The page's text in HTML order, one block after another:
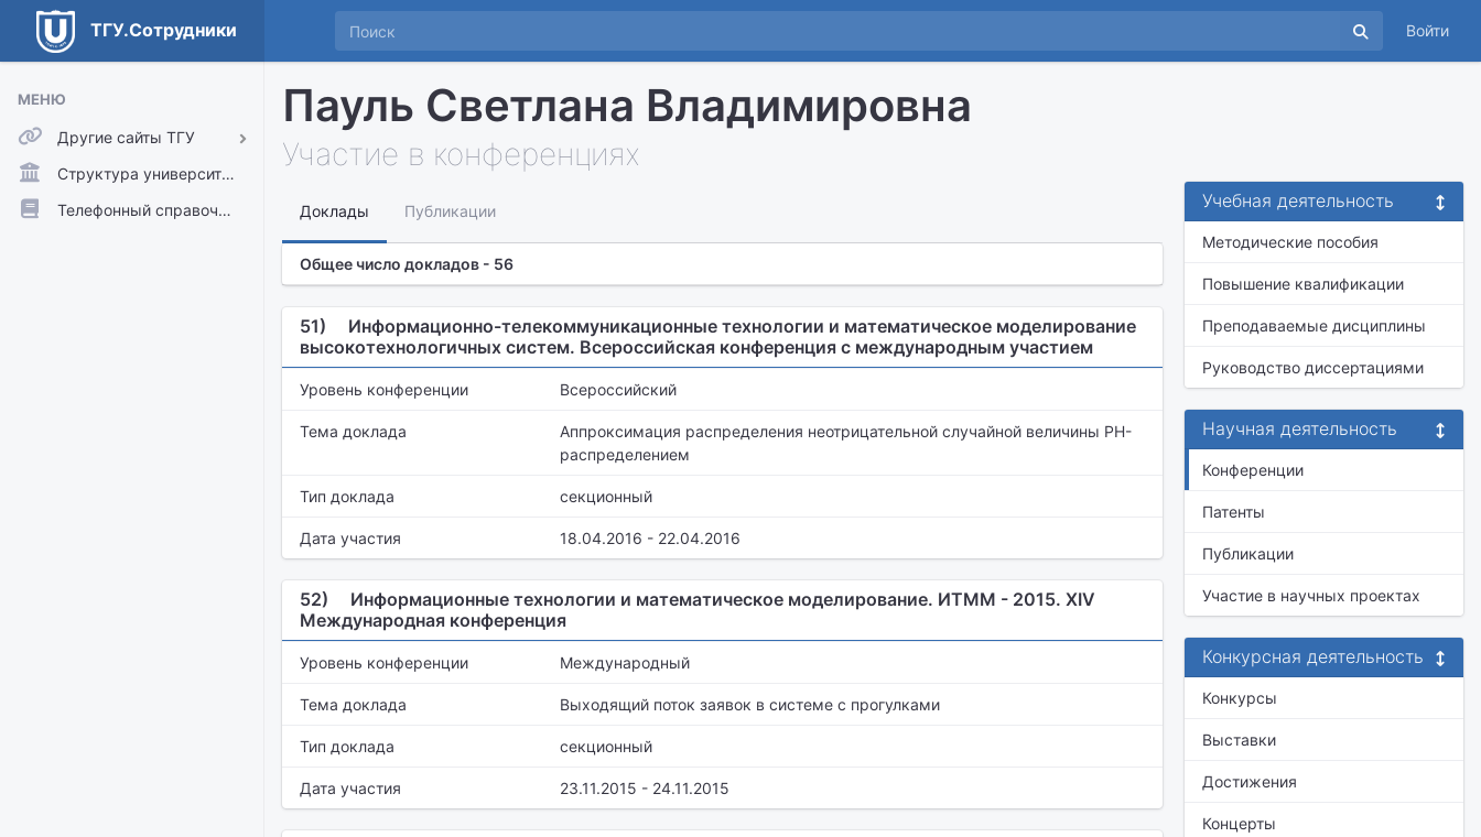
ТГУ.Сотрудники Войти
МЕНЮ
Другие сайты ТГУ
ТГУ.Аккаунты
ТГУ.Расписание
Структура университета
Телефонный справочник
Пауль Светлана Владимировна
Участие в конференциях
Доклады Публикации
Общее число докладов - 56
51)
Информационно-телекоммуникационные технологии и математическое моделирование
высокотехнологичных систем. Всероссийская конференция с международным участием
Уровень конференции Всероссийский
Тема доклада
Аппроксимация распределения неотрицательной случайной величины PH-
распределением
Тип доклада секционный
Дата участия 18.04.2016 - 22.04.2016
52)
Информационные технологии и математическое моделирование. ИТММ - 2015. XIV
Международная конференция
Уровень конференции Международный
Тема доклада Выходящий поток заявок в системе с прогулками
Тип доклада секционный
Дата участия 23.11.2015 - 24.11.2015
Учебная деятельность
Методические пособия
Повышение квалификации
Преподаваемые дисциплины
Руководство диссертациями
Научная деятельность
Конференции
Патенты
Публикации
Участие в научных проектах
Конкурсная деятельность
Конкурсы
Выставки
Достижения
Концерты